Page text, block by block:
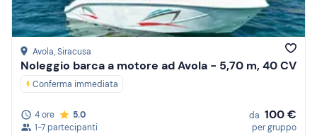
Avola, Siracusa
Noleggio barca a motore ad Avola - 5,70 m, 40 CV
Conferma immediata
4 ore
5.0
1-7 partecipanti
da 100 €
per gruppo